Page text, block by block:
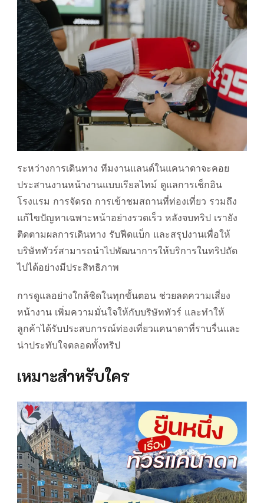
ระหว่างการเดินทาง ทีมงานแลนด์ในแคนาดาจะคอย
ประสานงานหน้างานแบบเรียลไทม์ ดูแลการเช็กอิน
โรงแรม การจัดรถ การเข้าชมสถานที่ท่องเที่ยว รวมถึง
แก้ไขปัญหาเฉพาะหน้าอย่างรวดเร็ว หลังจบทริป เรายัง
ติดตามผลการเดินทาง รับฟีดแบ็ก และสรุปงานเพื่อให้
บริษัททัวร์สามารถนำไปพัฒนาการให้บริการในทริปถัด
ไปได้อย่างมีประสิทธิภาพ
การดูแลอย่างใกล้ชิดในทุกขั้นตอน ช่วยลดความเสี่ยง
หน้างาน เพิ่มความมั่นใจให้กับบริษัททัวร์ และทำให้
ลูกค้าได้รับประสบการณ์ท่องเที่ยวแคนาดาที่ราบรื่นและ
น่าประทับใจตลอดทั้งทริป
เหมาะสำหรับใคร